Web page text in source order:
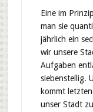
Eine im
man sie
jährlich ein
wir unsere
Aufgaben
siebenstellig.
kommt
unser Stadt